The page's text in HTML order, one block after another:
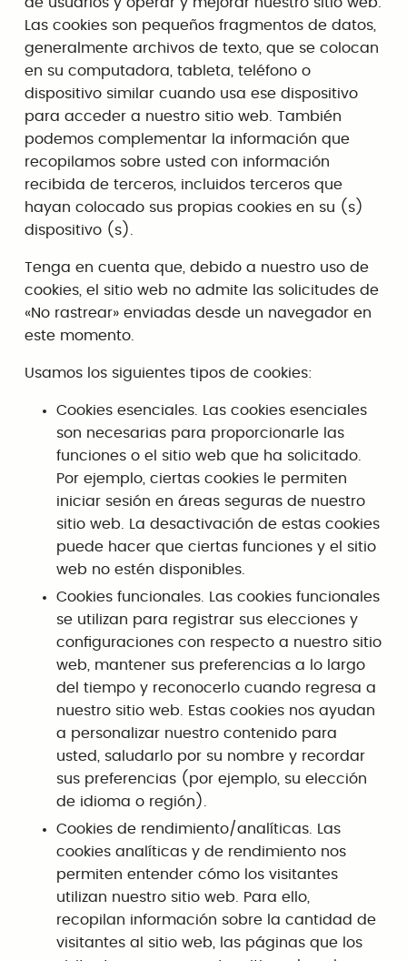
Las cookies son pequeños fragmentos de datos,
generalmente archivos de texto, que se colocan
en su computadora, tableta, teléfono o
dispositivo similar cuando usa ese dispositivo
para acceder a nuestro sitio web. También
podemos complementar la información que
recopilamos sobre usted con información
recibida de terceros, incluidos terceros que
hayan colocado sus propias cookies en su (s)
dispositivo (s).
Tenga en cuenta que, debido a nuestro uso de
cookies, el sitio web no admite las solicitudes de
«No rastrear» enviadas desde un navegador en
este momento.
Usamos los siguientes tipos de cookies:
Cookies esenciales. Las cookies esenciales
son necesarias para proporcionarle las
funciones o el sitio web que ha solicitado.
Por ejemplo, ciertas cookies le permiten
iniciar sesión en áreas seguras de nuestro
sitio web. La desactivación de estas cookies
puede hacer que ciertas funciones y el sitio
web no estén disponibles.
Cookies funcionales. Las cookies funcionales
se utilizan para registrar sus elecciones y
configuraciones con respecto a nuestro sitio
web, mantener sus preferencias a lo largo
del tiempo y reconocerlo cuando regresa a
nuestro sitio web. Estas cookies nos ayudan
a personalizar nuestro contenido para
usted, saludarlo por su nombre y recordar
sus preferencias (por ejemplo, su elección
de idioma o región).
Cookies de rendimiento/analíticas. Las
cookies analíticas y de rendimiento nos
permiten entender cómo los visitantes
utilizan nuestro sitio web. Para ello,
recopilan información sobre la cantidad de
visitantes al sitio web, las páginas que los